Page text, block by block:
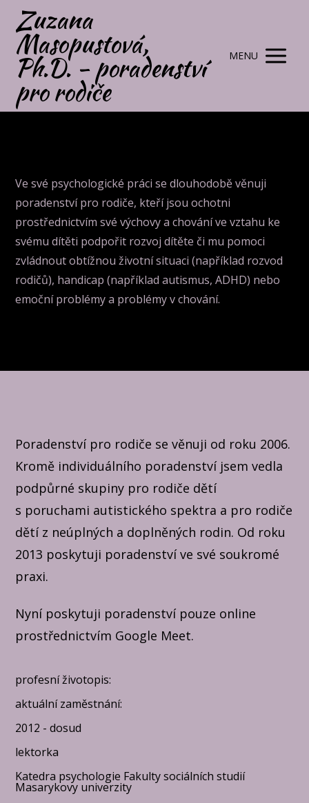
Zuzana
Masopustová,
Ph.D. - poradenství
pro rodiče
MENU
Ve své psychologické práci se dlouhodobě věnuji
poradenství pro rodiče, kteří jsou ochotni
prostřednictvím své výchovy a chování ve vztahu ke
svému dítěti podpořit rozvoj dítěte či mu pomoci
zvládnout obtížnou životní situaci (například rozvod
rodičů), handicap (například autismus, ADHD) nebo
emoční problémy a problémy v chování.
Poradenství pro rodiče se věnuji od roku 2006.
Kromě individuálního poradenství jsem vedla
podpůrné skupiny pro rodiče dětí
s poruchami autistického spektra a pro rodiče
dětí z neúplných a doplněných rodin. Od roku
2013 poskytuji poradenství ve své soukromé
praxi.
Nyní poskytuji poradenství pouze online
prostřednictvím Google Meet.
profesní životopis:
aktuální zaměstnání:
2012 - dosud
lektorka
Katedra psychologie Fakulty sociálních studií
Masarykovy univerzity​